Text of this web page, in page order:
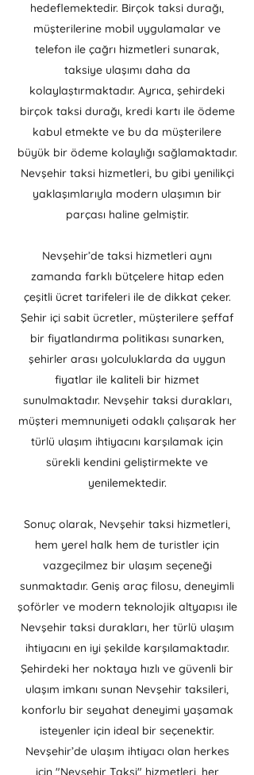
hedeflemektedir. Birçok taksi durağı,
müşterilerine mobil uygulamalar ve
telefon ile çağrı hizmetleri sunarak,
taksiye ulaşımı daha da
kolaylaştırmaktadır. Ayrıca, şehirdeki
birçok taksi durağı, kredi kartı ile ödeme
kabul etmekte ve bu da müşterilere
büyük bir ödeme kolaylığı sağlamaktadır.
Nevşehir taksi hizmetleri, bu gibi yenilikçi
yaklaşımlarıyla modern ulaşımın bir
parçası haline gelmiştir.
Nevşehir’de taksi hizmetleri aynı
zamanda farklı bütçelere hitap eden
çeşitli ücret tarifeleri ile de dikkat çeker.
Şehir içi sabit ücretler, müşterilere şeffaf
bir fiyatlandırma politikası sunarken,
şehirler arası yolculuklarda da uygun
fiyatlar ile kaliteli bir hizmet
sunulmaktadır. Nevşehir taksi durakları,
müşteri memnuniyeti odaklı çalışarak her
türlü ulaşım ihtiyacını karşılamak için
sürekli kendini geliştirmekte ve
yenilemektedir.
Sonuç olarak, Nevşehir taksi hizmetleri,
hem yerel halk hem de turistler için
vazgeçilmez bir ulaşım seçeneği
sunmaktadır. Geniş araç filosu, deneyimli
şoförler ve modern teknolojik altyapısı ile
Nevşehir taksi durakları, her türlü ulaşım
ihtiyacını en iyi şekilde karşılamaktadır.
Şehirdeki her noktaya hızlı ve güvenli bir
ulaşım imkanı sunan Nevşehir taksileri,
konforlu bir seyahat deneyimi yaşamak
isteyenler için ideal bir seçenektir.
Nevşehir’de ulaşım ihtiyacı olan herkes
için "Nevşehir Taksi" hizmetleri, her